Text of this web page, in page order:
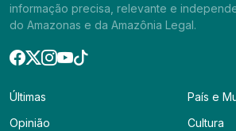
informação precisa, relevante e
do Amazonas e da Amazônia Legal.
Últimas
Opinião
País e
Cultura